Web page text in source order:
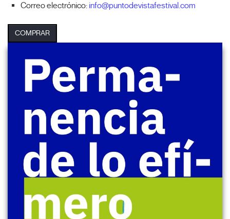
Correo electrónico: info@puntodevistafestival.com
COMPRAR